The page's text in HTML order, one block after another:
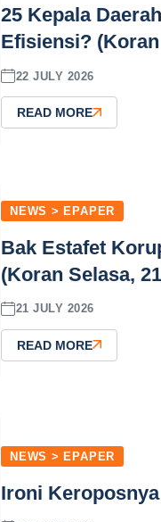
25 Kepala
Efisiensi?
22 JULY 2026
READ MORE
NEWS > EPAPER
Bak Estafet
(Koran Selasa,
21 JULY 2026
READ MORE
NEWS > EPAPER
Ironi